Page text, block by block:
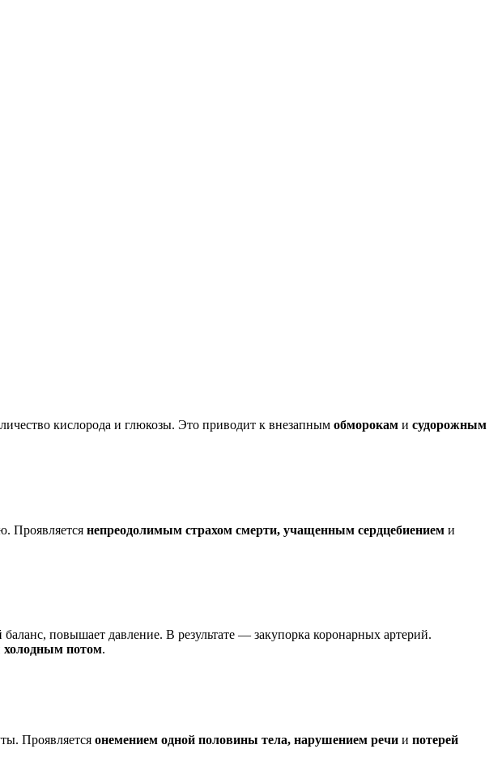
кислорода и глюкозы. Это приводит к внезапным обморокам и судорожным
Проявляется непреодолимым страхом смерти, учащенным сердцебиением и
повышает давление. В результате — закупорка коронарных артерий.
холодным потом.
Проявляется онемением одной половины тела, нарушением речи и потерей